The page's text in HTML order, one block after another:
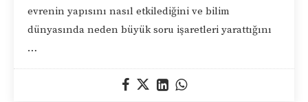
evrenin yapısını nasıl etkilediğini ve bilim
dünyasında neden büyük soru işaretleri yarattığını
…